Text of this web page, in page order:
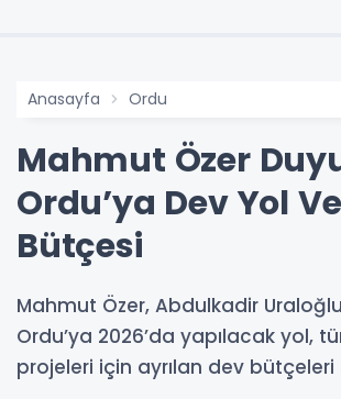
Anasayfa Ordu
Mahmut Özer
Ordu’ya Dev Yol
Bütçesi
Mahmut Özer, Abdulkadir
Ordu’ya 2026’da yapılacak yol,
projeleri için ayrılan dev bütçeleri